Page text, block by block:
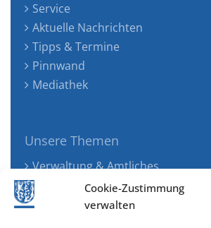
Cookie-Zustimmung
verwalten
Service
Aktuelle Nachrichten
Tipps & Termine
Pinnwand
Mediathek
Unsere Themen
Verwaltung & Amtliches
Jugend, Familie & Gesundheit
Tourismus, Freizeit & Ökologie